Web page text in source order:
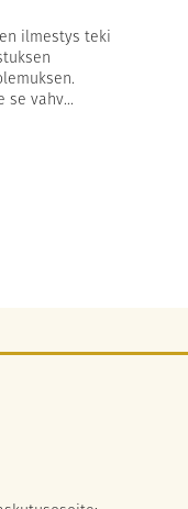
ilmestys teki
se vahv...